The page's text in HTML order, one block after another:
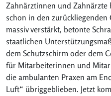
Zahnärztinnen und Zahnärzte
schon in den zurückliegenden
massiv verstärkt, betonte
staatlichen
dem Schutzschirm oder dem
für Mitarbeiterinnen und
die ambulanten Praxen am
Luft“ übriggeblieben. Jetzt